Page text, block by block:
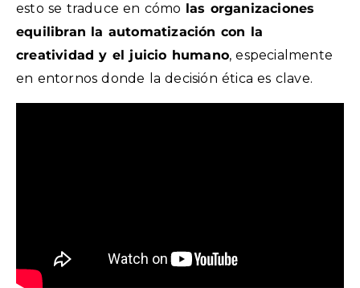
esto se traduce en cómo las organizaciones
equilibran la automatización con la
creatividad y el juicio humano, especialmente
en entornos donde la decisión ética es clave.